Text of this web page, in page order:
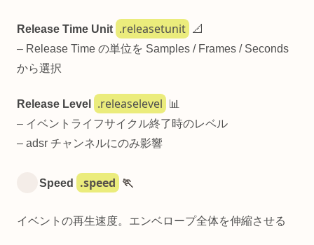
Release Time Unit .releasetunit
📐
– Release Time の単位を Samples / Frames / Seconds
から選択
Release Level .releaselevel
📊
– イベントライフサイクル終了時のレベル
– adsr チャンネルにのみ影響
Speed .speed 🏃
イベントの再生速度。エンベロープ全体を伸縮させる